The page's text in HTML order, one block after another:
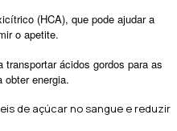
(HCA), que pode ajudar a
o apetite.
transportar ácidos gordos para as
obter energia.
de açúcar no sangue e reduzir